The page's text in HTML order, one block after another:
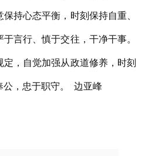
持心态平衡，时刻保持自重、
言行、慎于交往，干净干事。
，自觉加强从政道修养，时刻
，忠于职守。 边亚峰